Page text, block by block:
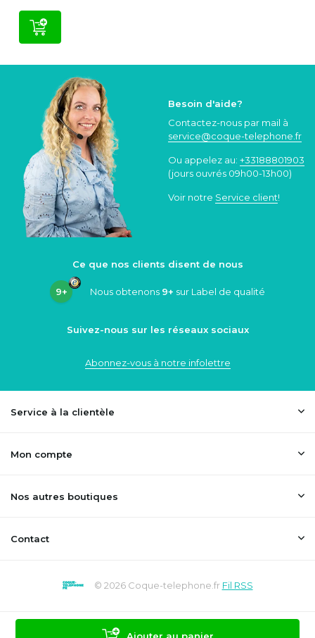
Besoin d'aide?
Contactez-nous par mail à
service@coque-telephone.fr
Ou appelez au: +33188801903
(jours ouvrés 09h00-13h00)
Voir notre Service client!
Ce que nos clients disent de nous
9+ Nous obtenons 9+ sur Label de qualité
Suivez-nous sur les réseaux sociaux
Abonnez-vous à notre infolettre
Service à la clientèle
Mon compte
Nos autres boutiques
Contact
© 2026 Coque-telephone.fr Fil RSS